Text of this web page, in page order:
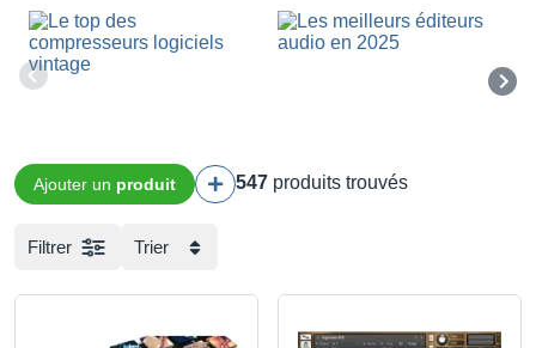
Ajouter un produit 547 produits trouvés
Filtrer Trier